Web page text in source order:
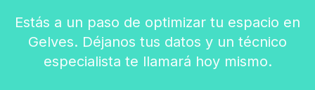
Estás a un paso de optimizar tu espacio en
Gelves. Déjanos tus datos y un técnico
especialista te llamará hoy mismo.